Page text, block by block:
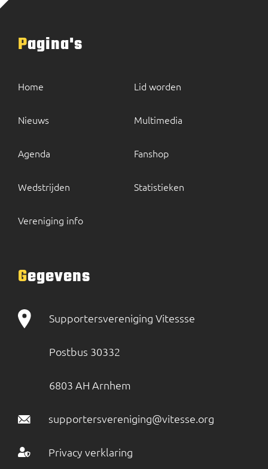
Pagina's
Home
Nieuws
Agenda
Wedstrijden
Vereniging info
Lid worden
Multimedia
Fanshop
Statistieken
Gegevens
Supportersvereniging Vitessse
Postbus 30332
6803 AH Arnhem
supportersvereniging@vitesse.org
Privacy verklaring